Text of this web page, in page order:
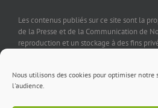
Nous utilisons des cookies pour optimiser notre
l'audience.
Les contenus publiés sur ce site sont la
de la Presse et de la Communication de
reproduction et un stockage à des fins